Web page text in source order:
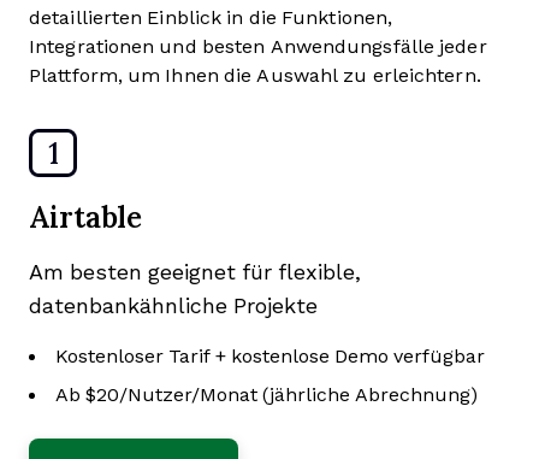
detaillierten Einblick in die Funktionen,
Integrationen und besten Anwendungsfälle jeder
Plattform, um Ihnen die Auswahl zu erleichtern.
1
Airtable
Am besten geeignet für flexible,
datenbankähnliche Projekte
Kostenloser Tarif + kostenlose Demo verfügbar
Ab $20/Nutzer/Monat (jährliche Abrechnung)